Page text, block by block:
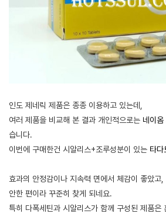
인도 제네릭 제품은 종종 이용하고 있는데,
여러 제품을 비교해 본 결과 개인적으로는 네이옴
습니다.
이번에 구매한건 시알리스+조루성분이 있는 타다
효과의 안정감이나 지속력 면에서 체감이 좋았고
안한 편이라 꾸준히 찾게 되네요.
특히 다폭세틴과 시알리스가 함께 구성된 제품은